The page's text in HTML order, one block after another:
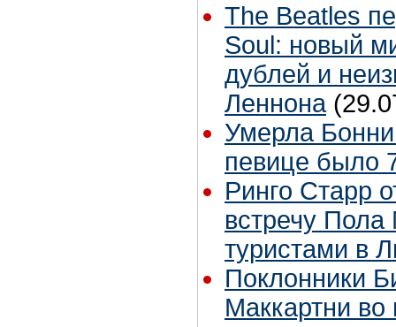
The Beatles
Soul: новый
дублей и
Леннона
Умерла
певице было
Ринго Старр
встречу Пола
туристами в
Поклонники
Маккартни во